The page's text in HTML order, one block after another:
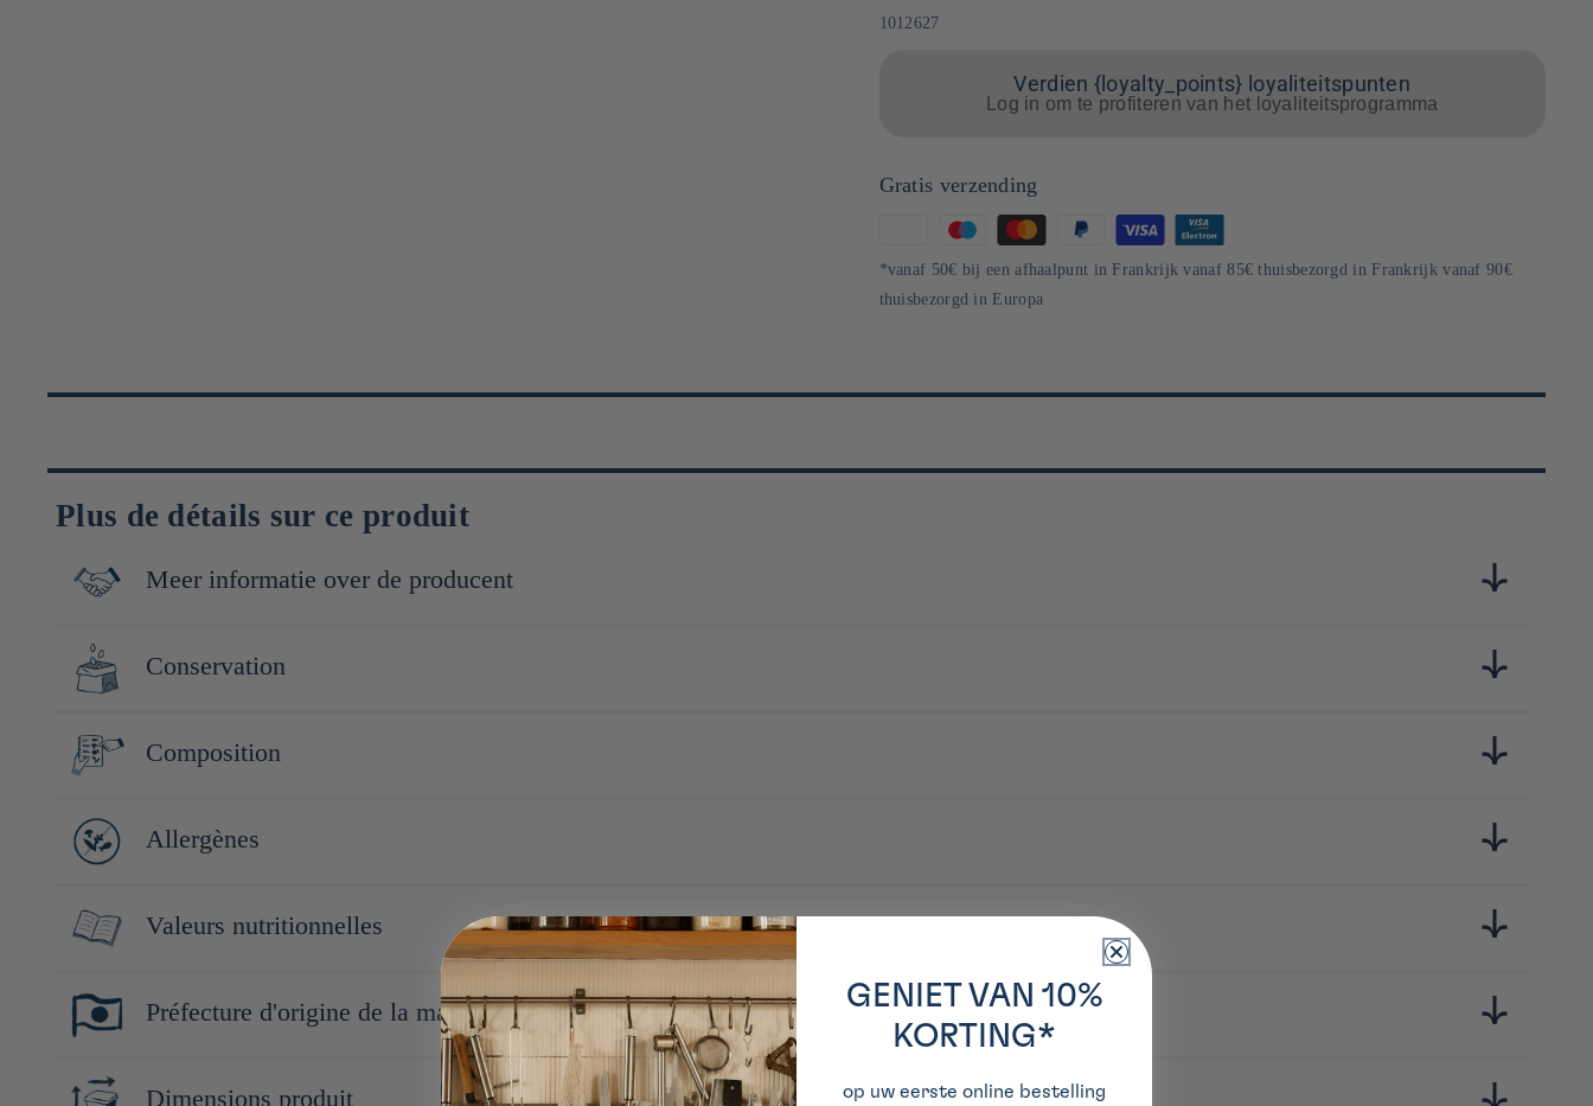
SKU:
1012627
Verdien {loyalty_points} loyaliteitspunten
Log in om te profiteren van het loyaliteitsprogramma
Gratis verzending
Betaalmethoden
*vanaf 50€ bij een afhaalpunt in Frankrijk vanaf 85€ thuisbezorgd in Frankrijk vanaf 90€
thuisbezorgd in Europa
Plus de détails sur ce produit
Meer informatie over de producent
Découvrez notre collection Sugino Shoyu & Miso, une sélection de sauces soja (shoyu) et miso japonais authentiques pour enrichir vos plats de saveurs profondes et umami. Cette gamme rassemble des
produits traditionnels de qualité qui sublimeront vos soupes, marinades, vinaigrettes et plats cuisinés, tout en respectant les techniques japonaises de fermentation. Parfaits pour les amateurs de cuisine
Conservation
Conserver à l'abri de la lumière, de la chaleur et de l'humidité. Après ouverture : conserver au frais.
Composition
Soja (Toyama, Japon), riz Hokuriku, sel, alcool
Allergènes
Soja Valeurs nutritionnelles
Pour 100g :
Énergie : 182kcal/761kj
Lipides : 0g
Préfecture d'origine de la marque
Toyama
Dimensions produit
GENIET VAN 10%
KORTING*
op uw eerste online bestelling